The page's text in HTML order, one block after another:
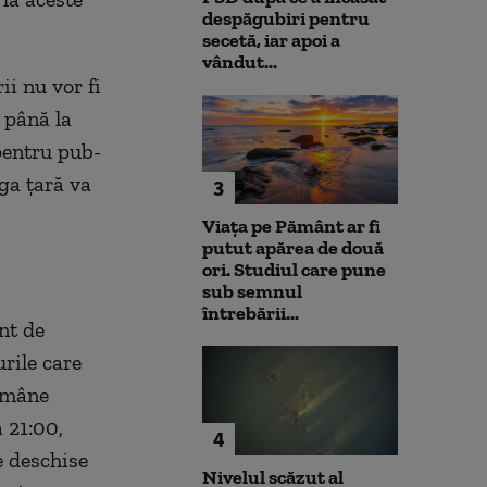
nu vor fi
la
pub-
ţară va
de
care
deschise
despăgubiri pentru
secetă, iar apoi a
vândut...
3
Viața pe Pământ ar fi
putut apărea de două
ori. Studiul care pune
sub semnul
întrebării...
4
Nivelul scăzut al